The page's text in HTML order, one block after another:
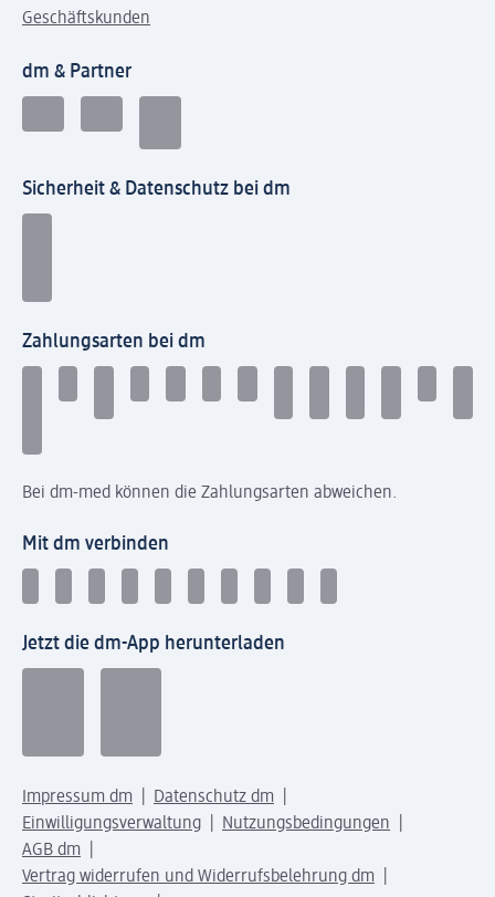
Geschäftskunden
dm & Partner
Sicherheit & Datenschutz bei dm
Zahlungsarten bei dm
Bei dm-med können die Zahlungsarten abweichen.
Mit dm verbinden
Jetzt die dm-App herunterladen
Impressum dm
Datenschutz dm
Einwilligungsverwaltung
Nutzungsbedingungen
AGB dm
Vertrag widerrufen und Widerrufsbelehrung dm